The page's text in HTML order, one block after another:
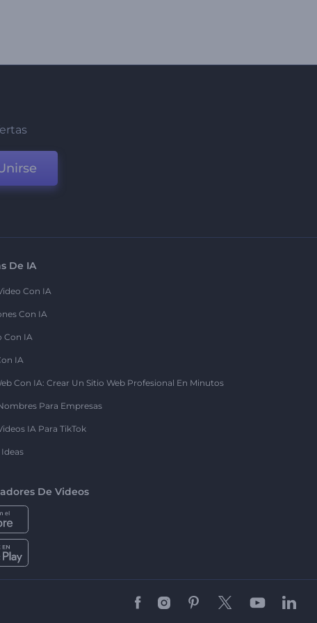
De IA
Con IA
Con IA
Con IA
IA
Con IA: Crear Un Sitio Web Profesional En Minutos
Para Empresas
IA Para TikTok
De Videos